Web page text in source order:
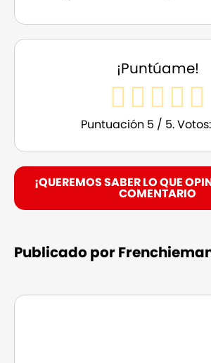
¡Puntúame!
Puntuación 5 / 5. Votos:
¡QUEREMOS SABER LO QUE
COMENTARIO
Publicado por